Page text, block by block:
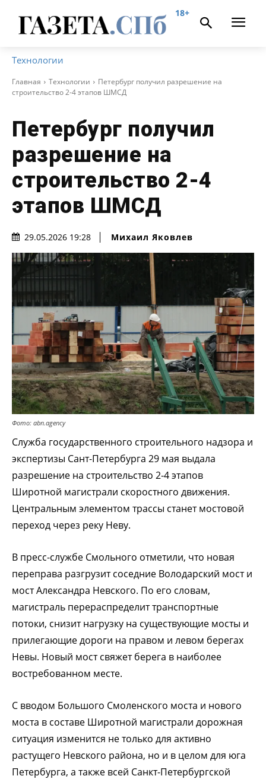
18+
Технологии
Главная Технологии
Петербург получил разрешение на
строительство 2-4 этапов ШМСД
Петербург получил
разрешение на
строительство 2-4
этапов ШМСД
29.05.2026 19:28 Михаил Яковлев
Фото: abn.agency
Служба государственного строительного надзора и
экспертизы Сант-Петербурга 29 мая выдала
разрешение на строительство 2-4 этапов
Широтной магистрали скоростного движения.
Центральным элементом трассы станет мостовой
переход через реку Неву.
В пресс-службе Смольного отметили, что новая
переправа разгрузит соседние Володарский мост и
мост Александра Невского. По его словам,
магистраль перераспределит транспортные
потоки, снизит нагрузку на существующие мосты и
прилегающие дороги на правом и левом берегах
Невы. Новый мост свяжет берега в наиболее
востребованном месте.
С вводом Большого Смоленского моста и нового
моста в составе Широтной магистрали дорожная
ситуация изменится не только для активно
растущего Невского района, но и в целом для юга
Петербурга, а также всей Санкт-Петербургской